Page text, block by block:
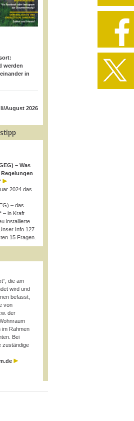
werden
in
August 2026
– Was
2024 das
– das
– in Kraft.
installierte
Info 127
15 Fragen.
die am
wird und
befasst,
von
der
im Rahmen
Bei
zuständige